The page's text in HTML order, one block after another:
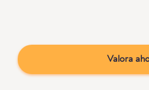
Valora